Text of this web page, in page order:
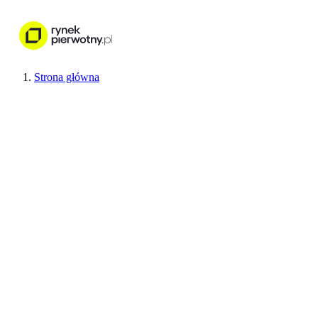
Nieruchomości
Strona główna